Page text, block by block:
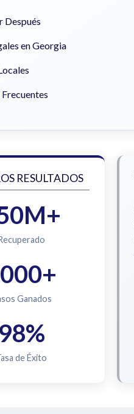
Después
en Georgia
RESULTADOS
Ganados
98%
de Éxito